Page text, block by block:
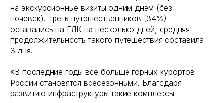
на экскурсионные визиты одним днём (без
ночёвок). Треть путешественников (34%)
оставались на ГЛК на несколько дней, средняя
продолжительность такого путешествия составила
3 дня.
«В последние годы все больше горных курортов
России становятся всесезонными. Благодаря
развитию инфраструктуры такие комплексы